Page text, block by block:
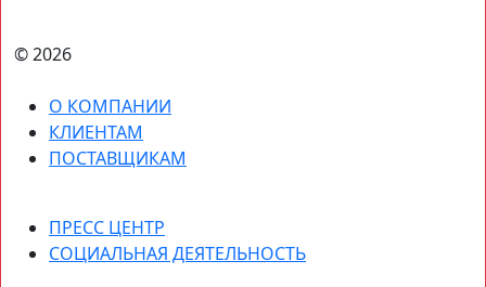
© 2026
О КОМПАНИИ
КЛИЕНТАМ
ПОСТАВЩИКАМ
ПРЕСС ЦЕНТР
СОЦИАЛЬНАЯ ДЕЯТЕЛЬНОСТЬ